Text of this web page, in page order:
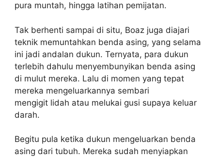
pura muntah, hingga latihan pemijatan.
Tak berhenti sampai di situ, Boaz juga diajari
teknik memuntahkan benda asing, yang selama
ini jadi andalan dukun. Ternyata, para dukun
terlebih dahulu menyembunyikan benda asing
di mulut mereka. Lalu di momen yang tepat
mereka mengeluarkannya sembari
mengigit lidah atau melukai gusi supaya keluar
darah.
Begitu pula ketika dukun mengeluarkan benda
asing dari tubuh. Mereka sudah menyiapkan